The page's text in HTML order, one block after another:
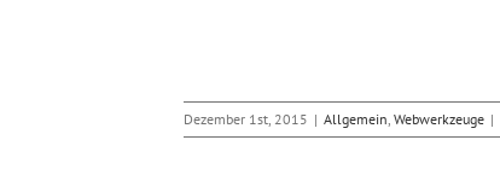
Dezember 1st, 2015 | Allgemein, Webwerkzeuge |